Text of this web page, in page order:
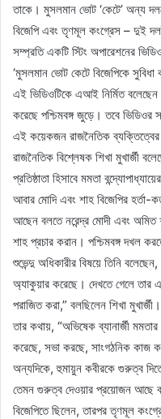
তাকে। মুসলমান ভোট ‘কেটে’ অন্য
বিজেপি এবং তৃণমূল কংগ্রেস – দুই
সম্প্রতি একটি স্টিং অপারেশনের
‘মুসলমান ভোট কেটে বিজেপিকে সুবিধা
এই ভিডিওটিকে এআই নির্মিত
করেছে পশ্চিমবঙ্গ জুড়ে। তবে ভিডিওর
এই কয়েকজন রাজনৈতিক ব্যক্তিত্বের
রাজনৈতিক বিশ্লেষক শিখা মুখার্জী
প্রতিষ্ঠাতা হিসাবে মমতা
আবার মোদি এবং শাহ বিজেপির হর্তা-
আছেন বলতে নরেন্দ্র মোদী এবং অমিত
শাহ প্রচার করান। পশ্চিমবঙ্গ দখল
শুভেন্দু অধিকারীর বিষয়ে তিনি
অ্যাকুয়ার করেছে। দেখতে গেলে তার
পরাজিত করা,” বলছিলেন শিখা মুখার্জী।
তার কথায়, “অভিষেক ব্যানার্জী
করেছে, সভা করছে, সাংগঠনিক কাজ
অন্যদিকে, হুমায়ুন কবীরকে গুরুত্ব
তেমন গুরুত্ব দেওয়ার প্রয়োজন আছে
বিজেপিতে ছিলেন, তারপর তৃণমূল